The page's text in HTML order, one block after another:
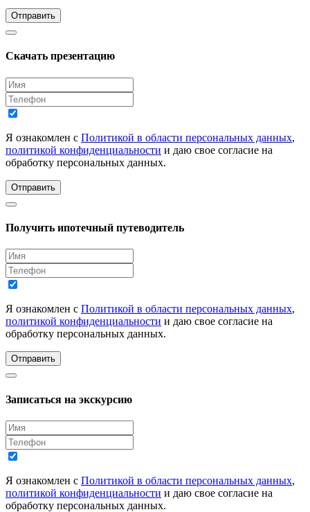
Отправить
Скачать презентацию
Я ознакомлен с Политикой в области персональных данных,
политикой конфиденциальности и даю свое согласие на
обработку персональных данных.
Отправить
Получить ипотечный путеводитель
Я ознакомлен с Политикой в области персональных данных,
политикой конфиденциальности и даю свое согласие на
обработку персональных данных.
Отправить
Записаться на экскурсию
Я ознакомлен с Политикой в области персональных данных,
политикой конфиденциальности и даю свое согласие на
обработку персональных данных.